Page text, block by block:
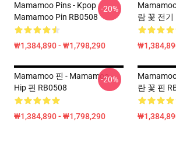
Mamamoo Pins - Kpop
Mamamoo Pin RB0508
₩1,384,890 - ₩1,798,290
-20%
람 꽃 전기
Mamamoo 핀 - Mamamoo -
Hip 핀 RB0508
₩1,384,890 - ₩1,798,290
-20%
란 꽃 핀